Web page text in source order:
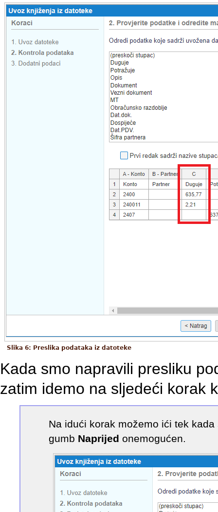
Slika 6: Preslika podataka iz datoteke
Kada smo napravili presliku
zatim idemo na sljedeći korak
Na idući korak možemo ići tek
gumb Naprijed onemogućen.